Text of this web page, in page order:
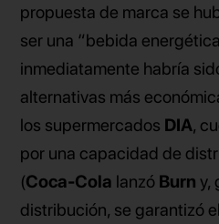
propuesta de marca se
ser una “bebida
inmediatamente habría
alternativas más
los supermercados DIA,
por una capacidad de
(Coca-Cola lanzó Burn y,
distribución, se garantizó